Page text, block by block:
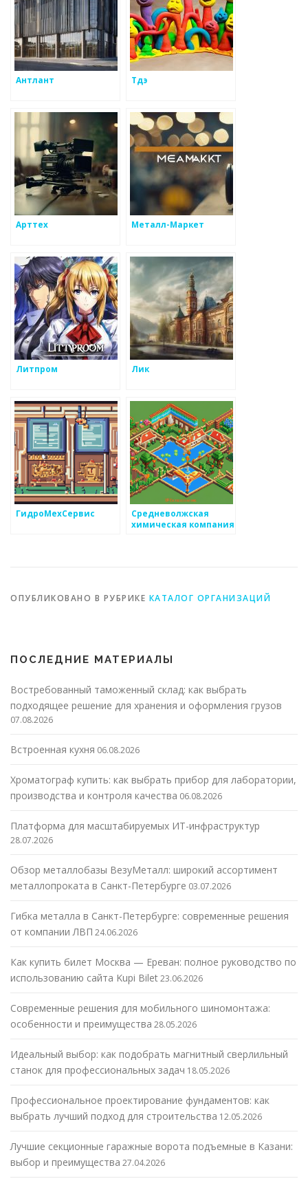
Антлант Тдэ
Арттех Металл-Маркет
Литпром Лик
ГидроМехСервис
Средневолжская
химическая компания
ОПУБЛИКОВАНО В РУБРИКЕ КАТАЛОГ ОРГАНИЗАЦИЙ
ПОСЛЕДНИЕ МАТЕРИАЛЫ
Востребованный таможенный склад: как выбрать
подходящее решение для хранения и оформления грузов
07.08.2026
Встроенная кухня 06.08.2026
Хроматограф купить: как выбрать прибор для лаборатории,
производства и контроля качества 06.08.2026
Платформа для масштабируемых ИТ-инфраструктур
28.07.2026
Обзор металлобазы ВезуМеталл: широкий ассортимент
металлопроката в Санкт-Петербурге 03.07.2026
Гибка металла в Санкт-Петербурге: современные решения
от компании ЛВП 24.06.2026
Как купить билет Москва — Ереван: полное руководство по
использованию сайта Kupi Bilet23.06.2026
Современные решения для мобильного шиномонтажа:
особенности и преимущества 28.05.2026
Идеальный выбор: как подобрать магнитный сверлильный
станок для профессиональных задач 18.05.2026
Профессиональное проектирование фундаментов: как
выбрать лучший подход для строительства 12.05.2026
Лучшие секционные гаражные ворота подъемные в Казани:
выбор и преимущества 27.04.2026